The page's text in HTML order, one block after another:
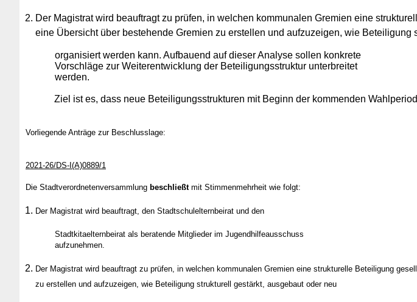
Der Magistrat wird beauftragt zu prüfen, in welchen kommunalen Gremien eine
eine Übersicht über bestehende Gremien zu erstellen und aufzuzeigen, wie Beteiligung
organisiert werden kann. Aufbauend auf dieser Analyse sollen konkrete
Vorschläge zur Weiterentwicklung der Beteiligungsstruktur unterbreitet
werden.
Ziel ist es, dass neue Beteiligungsstrukturen mit Beginn der kommenden
Vorliegende Anträge zur Beschlusslage:
2021-26/DS-I(A)0889/1
Die Stadtverordnetenversammlung beschließtmit Stimmenmehrheit wie folgt:
Der Magistrat wird beauftragt, den Stadtschulelternbeirat und den
Stadtkitaelternbeirat als beratende Mitglieder im Jugendhilfeausschuss
aufzunehmen.
Der Magistrat wird beauftragt zu prüfen, in welchen kommunalen Gremien eine strukturelle Beteiligung
zu erstellen und aufzuzeigen, wie Beteiligung strukturell gestärkt, ausgebaut oder neu